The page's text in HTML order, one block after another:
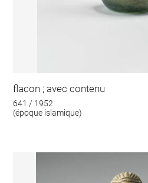
flacon ; avec contenu
641 / 1952
(époque islamique)